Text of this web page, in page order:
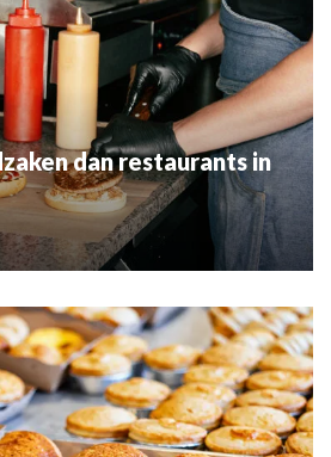
dan restaurants in